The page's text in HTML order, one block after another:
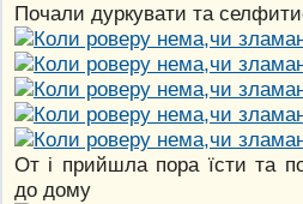
Почали дуркувати та
От і прийшла пора їсти та
до дому